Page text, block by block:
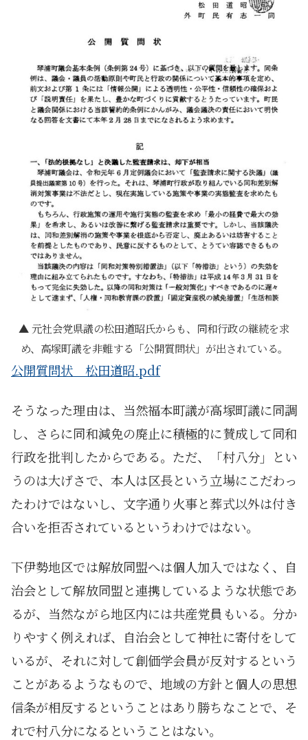
元社会党県議の松田道昭氏からも、同和行政の継続を求
め、高塚町議を非難する「公開質問状」が出されている。
公開質問状 松田道昭.pdf
そうなった理由は、当然福本町議が高塚町議に同調
し、さらに同和減免の廃止に積極的に賛成して同和
行政を批判したからである。ただ、「村八分」とい
うのは大げさで、本人は区長という立場にこだわっ
たわけではないし、文字通り火事と葬式以外は付き
合いを拒否されているというわけではない。
下伊勢地区では解放同盟へは個人加入ではなく、自
治会として解放同盟と連携しているような状態であ
るが、当然ながら地区内には共産党員もいる。分か
りやすく例えれば、自治会として神社に寄付をして
いるが、それに対して創価学会員が反対するという
ことがあるようなもので、地域の方針と個人の思想
信条が相反するということはあり勝ちなことで、そ
れで村八分になるということはない。